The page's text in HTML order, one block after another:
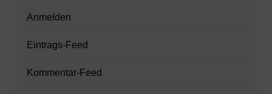
Anmelden
Eintrags-Feed
Kommentar-Feed